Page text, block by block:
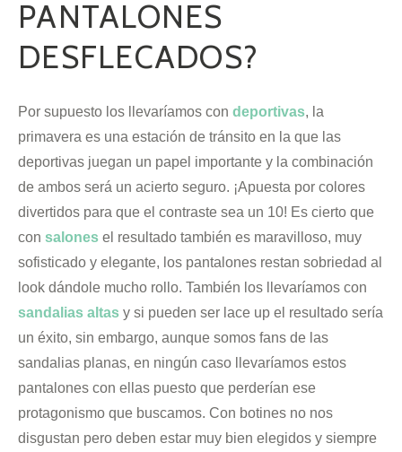
PANTALONES
DESFLECADOS?
Por supuesto los llevaríamos con deportivas, la
primavera es una estación de tránsito en la que las
deportivas juegan un papel importante y la combinación
de ambos será un acierto seguro. ¡Apuesta por colores
divertidos para que el contraste sea un 10! Es cierto que
con salones el resultado también es maravilloso, muy
sofisticado y elegante, los pantalones restan sobriedad al
look dándole mucho rollo. También los llevaríamos con
sandalias altas y si pueden ser lace up el resultado sería
un éxito, sin embargo, aunque somos fans de las
sandalias planas, en ningún caso llevaríamos estos
pantalones con ellas puesto que perderían ese
protagonismo que buscamos. Con botines no nos
disgustan pero deben estar muy bien elegidos y siempre